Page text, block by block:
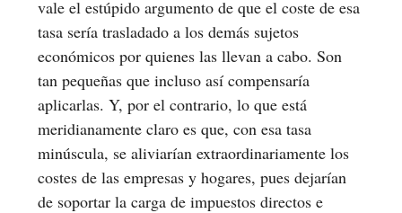
vale el estúpido argumento de que el coste de esa
tasa sería trasladado a los demás sujetos
económicos por quienes las llevan a cabo. Son
tan pequeñas que incluso así compensaría
aplicarlas. Y, por el contrario, lo que está
meridianamente claro es que, con esa tasa
minúscula, se aliviarían extraordinariamente los
costes de las empresas y hogares, pues dejarían
de soportar la carga de impuestos directos e